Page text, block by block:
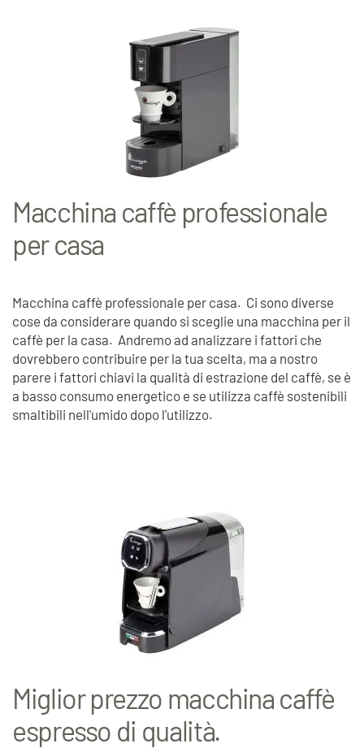
Macchina caffè professionale
per casa
Macchina caffè professionale per casa. Ci sono diverse
cose da considerare quando si sceglie una macchina per il
caffè per la casa. Andremo ad analizzare i fattori che
dovrebbero contribuire per la tua scelta, ma a nostro
parere i fattori chiavi la qualità di estrazione del caffè, se è
a basso consumo energetico e se utilizza caffè sostenibili
smaltibili nell'umido dopo l'utilizzo.
Miglior prezzo macchina caffè
espresso di qualità.